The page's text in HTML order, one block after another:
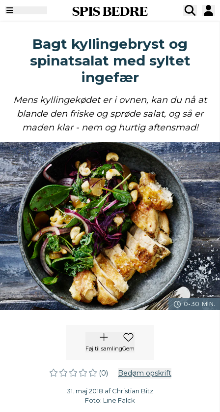
SPIS BEDRE
Bagt kyllingebryst og
spinatsalat med syltet
ingefær
Mens kyllingekødet er i ovnen, kan du nå at
blande den friske og sprøde salat, og så er
maden klar - nem og hurtig aftensmad!
0-30 MIN.
Føj til samlingGem
(0) Bedøm opskrift
31. maj 2018 af Christian Bitz
Foto: Line Falck